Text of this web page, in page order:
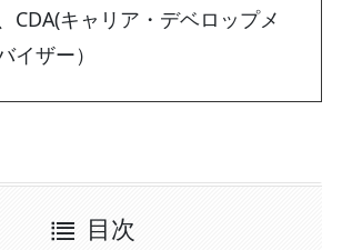
CDA(キャリア・デベロップメ
イザー）
目次